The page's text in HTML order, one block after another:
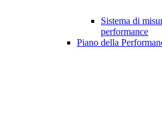
Sistema di
performance
Piano della